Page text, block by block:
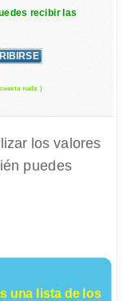
recibir las
nada )
los valores
puedes
una lista de los